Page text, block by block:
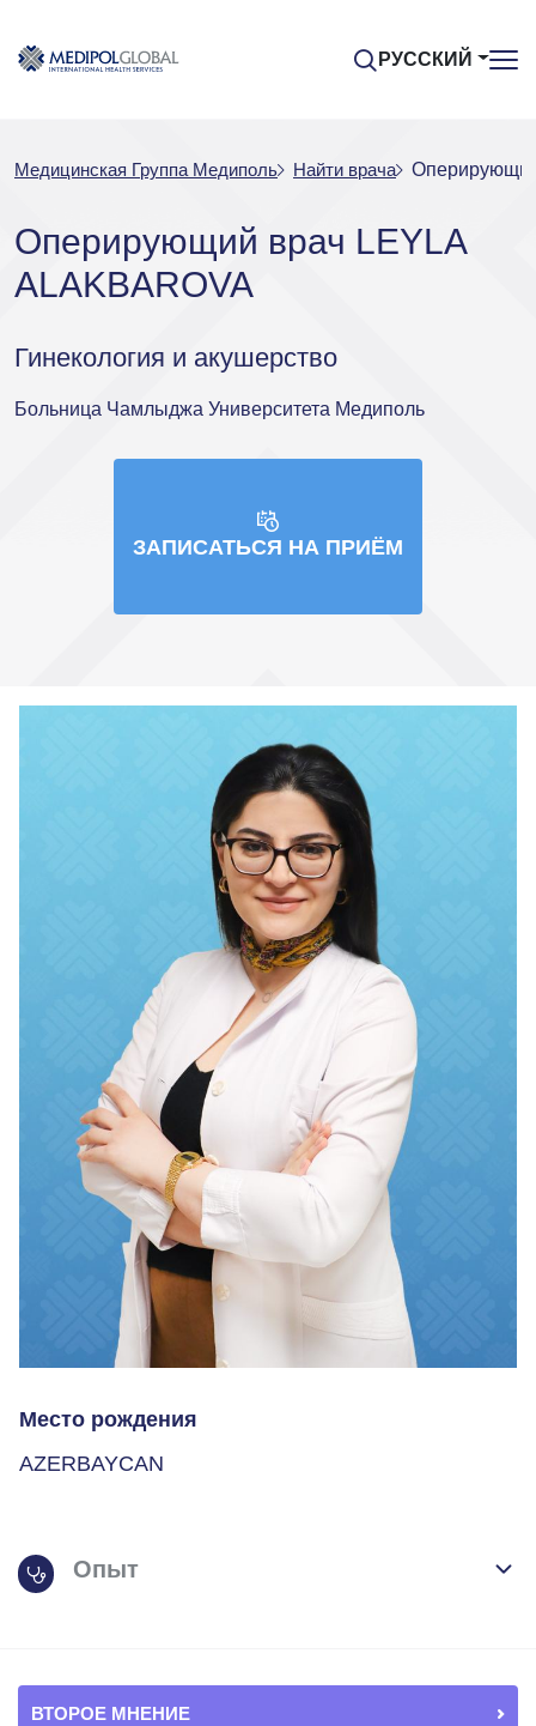
РУССКИЙ
Медицинская Группа Медиполь Найти врача
Оперирующий врач LEYLA
ALAKBAROVA
Гинекология и акушерство
Больница Чамлыджа Университета Медиполь
ЗАПИСАТЬСЯ НА ПРИЁМ
Место рождения
AZERBAYCAN
Опыт
ВТОРОЕ МНЕНИЕ